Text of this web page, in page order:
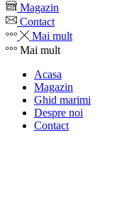
Magazin
Contact
Mai mult
Mai mult
Acasa
Magazin
Ghid marimi
Despre noi
Contact